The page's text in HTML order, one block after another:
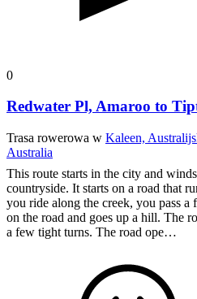
0
Redwater Pl, Amaroo to
Trasa rowerowa w Kaleen,
Australia
This route starts in the city and
countryside. It starts on a road that
you ride along the creek, you pass a
on the road and goes up a hill. The
a few tight turns. The road ope…